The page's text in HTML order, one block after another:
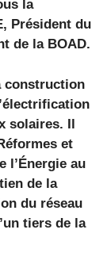
la
Président du
de la BOAD.
construction
solaires. Il
et
l’Énergie au
de la
du réseau
tiers de la